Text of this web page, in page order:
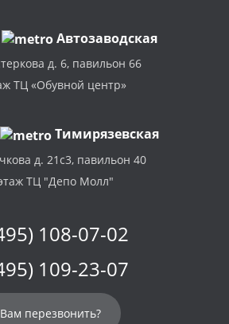
Автозаводская
д. 6, павильон 66
ТЦ «Обувной центр»
Тимирязевская
д. 21с3, павильон 40
ТЦ "Депо Молл"
108-07-02
109-23-07
Вам перезвонить?